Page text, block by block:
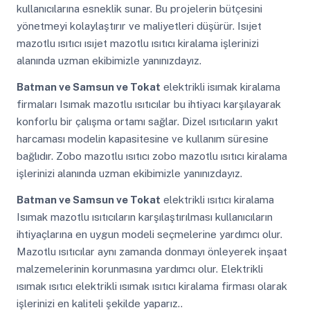
kullanıcılarına esneklik sunar. Bu projelerin bütçesini
yönetmeyi kolaylaştırır ve maliyetleri düşürür. Isıjet
mazotlu ısıtıcı ısıjet mazotlu ısıtıcı kiralama işlerinizi
alanında uzman ekibimizle yanınızdayız.
Batman ve Samsun ve Tokat elektrikli isımak kiralama
firmaları Isımak mazotlu ısıtıcılar bu ihtiyacı karşılayarak
konforlu bir çalışma ortamı sağlar. Dizel ısıtıcıların yakıt
harcaması modelin kapasitesine ve kullanım süresine
bağlıdır. Zobo mazotlu ısıtıcı zobo mazotlu ısıtıcı kiralama
işlerinizi alanında uzman ekibimizle yanınızdayız.
Batman ve Samsun ve Tokat elektrikli ısıtıcı kiralama
Isımak mazotlu ısıtıcıların karşılaştırılması kullanıcıların
ihtiyaçlarına en uygun modeli seçmelerine yardımcı olur.
Mazotlu ısıtıcılar aynı zamanda donmayı önleyerek inşaat
malzemelerinin korunmasına yardımcı olur. Elektrikli
ısımak ısıtıcı elektrikli ısımak ısıtıcı kiralama firması olarak
işlerinizi en kaliteli şekilde yaparız..